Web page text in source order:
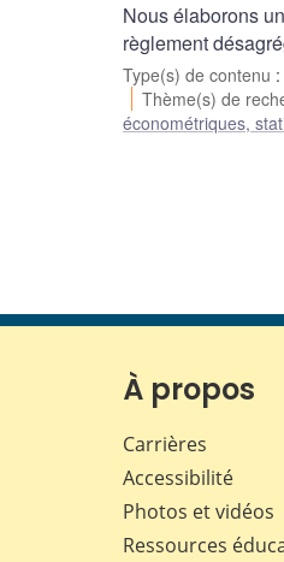
Nous élaborons
règlement
Type(s) de contenu :
Thème(s) de
économétriques,
À propos
Carrières
Accessibilité
Photos et vidéos
Ressources